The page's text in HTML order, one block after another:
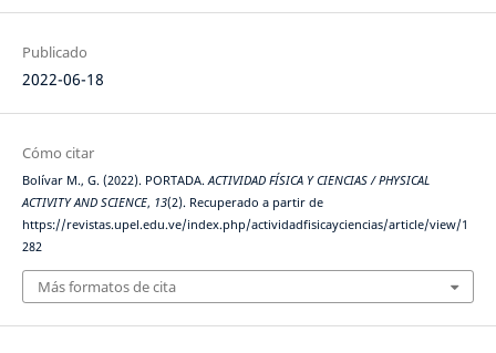
Publicado
2022-06-18
Cómo citar
Bolívar M., G. (2022). PORTADA.ACTIVIDAD FÍSICA Y CIENCIAS / PHYSICAL
ACTIVITY AND SCIENCE, 13(2). Recuperado a partir de
https://revistas.upel.edu.ve/index.php/actividadfisicayciencias/article/view/1
282
Más formatos de cita